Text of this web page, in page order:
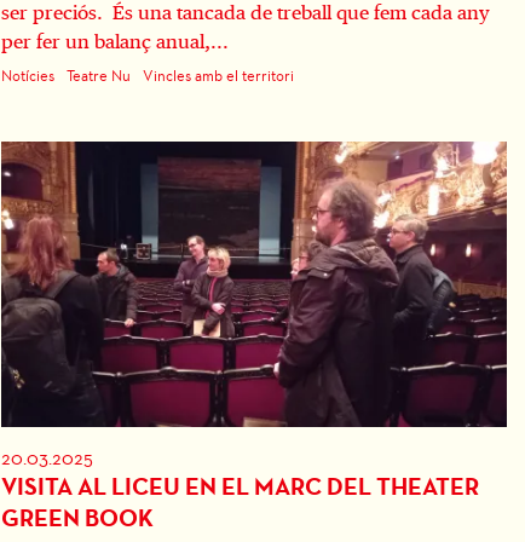
ser preciós. És una tancada de treball que fem cada any
per fer un balanç anual,...
Notícies Teatre Nu Vincles amb el territori
20.03.2025
VISITA AL LICEU EN EL MARC DEL THEATER
GREEN BOOK